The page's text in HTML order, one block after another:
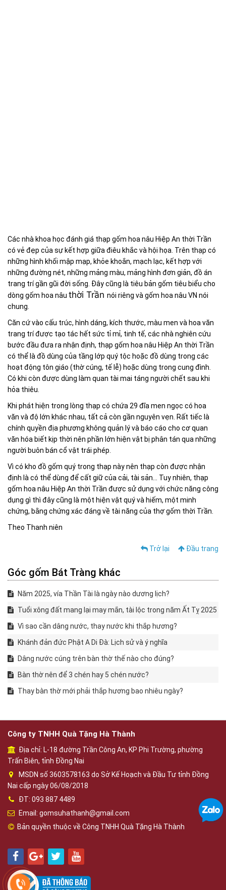
Các nhà khoa học đánh giá thạp gốm hoa nâu Hiệp An thời Trần
có vẻ đẹp của sự kết hợp giữa điêu khắc và hội họa. Trên thạp có
những hình khối mập mạp, khỏe khoắn, mạch lạc, kết hợp với
những đường nét, những mảng màu, mảng hình đơn giản, đồ án
trang trí gần gũi đời sống. Đây cũng là tiêu bản gốm tiêu biểu cho
dòng gốm hoa nâu thời Trần nói riêng và gốm hoa nâu VN nói
chung.
Căn cứ vào cấu trúc, hình dáng, kích thước, màu men và hoa văn
trang trí được tạo tác hết sức tỉ mỉ, tinh tế, các nhà nghiên cứu
bước đầu đưa ra nhận định, thạp gốm hoa nâu Hiệp An thời Trần
có thể là đồ dùng của tầng lớp quý tộc hoặc đồ dùng trong các
hoạt động tôn giáo (thờ cúng, tế lễ) hoặc dùng trong cung đình.
Có khi còn được dùng làm quan tài mai táng người chết sau khi
hỏa thiêu.
Khi phát hiện trong lòng thạp có chứa 29 đĩa men ngọc có hoa
văn và độ lớn khác nhau, tất cả còn gần nguyên vẹn. Rất tiếc là
chính quyền địa phương không quản lý và báo cáo cho cơ quan
văn hóa biết kịp thời nên phần lớn hiện vật bị phân tán qua những
người buôn bán cổ vật trái phép.
Vì có kho đồ gốm quý trong thạp này nên thạp còn được nhận
định là có thể dùng để cất giữ của cải, tài sản... Tuy nhiên, thạp
gốm hoa nâu Hiệp An thời Trần được sử dụng với chức năng công
dụng gì thì đây cũng là một hiện vật quý và hiếm, một minh
chứng, bằng chứng xác đáng về tài năng của thợ gốm thời Trần.
Theo Thanh niên
Trở lại Đầu trang
Góc gốm Bát Tràng khác
Năm 2025, vía Thần Tài là ngày nào dương lịch?
Tuổi xông đất mang lại may mắn, tài lộc trong năm Ất Tỵ 2025
Vì sao cần dâng nước, thay nước khi thắp hương?
Khánh đản đức Phật A Di Đà: Lịch sử và ý nghĩa
Dâng nước cúng trên bàn thờ thế nào cho đúng?
Bàn thờ nên để 3 chén hay 5 chén nước?
Thay bàn thờ mới phải thắp hương bao nhiêu ngày?
Công ty TNHH Quà Tặng Hà Thành
Địa chỉ: L-18 đường Trần Công An, KP Phi Trường, phường
Trấn Biên, tỉnh Đồng Nai
MSDN số 3603578163 do Sở Kế Hoạch và Đầu Tư tỉnh Đồng
Nai cấp ngày 06/08/2018
ĐT: 093 887 4489
Email: gomsuhathanh@gmail.com
Bản quyền thuộc về Công TNHH Quà Tặng Hà Thành